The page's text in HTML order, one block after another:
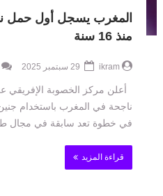
المغرب يسجل أول حمل
منذ 16 سنة
ikram
أعلن مركز الخصوبة
في خطوة تعد سابقة في مجال
قراءة المزيد